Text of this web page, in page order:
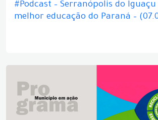
#Podcast – Serranópolis do
melhor educação do Paraná –